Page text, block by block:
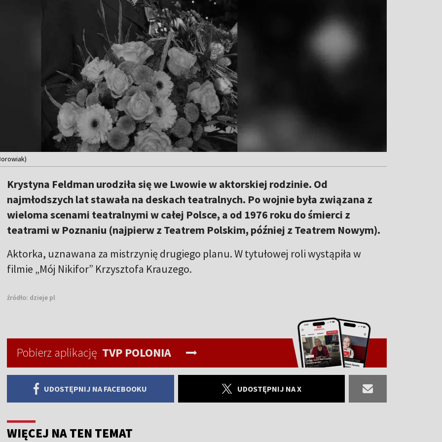
Krystyna Feldman urodziła się we Lwowie w aktorskiej rodzinie. Od
najmłodszych lat stawała na deskach teatralnych. Po wojnie była związana z
wieloma scenami teatralnymi w całej Polsce, a od 1976 roku do śmierci z
teatrami w Poznaniu (najpierw z Teatrem Polskim, później z Teatrem Nowym).
Aktorka, uznawana za mistrzynię drugiego planu. W tytułowej roli wystąpiła w
filmie „Mój Nikifor” Krzysztofa Krauzego.
źródło: dzieje pl
Pobierz aplikację TVP POLONIA
UDOSTĘPNIJ NA FACEBOOKU UDOSTĘPNIJ NA X
WIĘCEJ NA TEN TEMAT